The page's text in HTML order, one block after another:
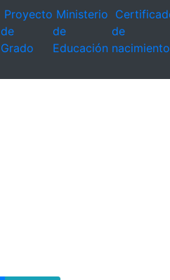
Proyecto
de
Grado
Ministerio
de
Educación
de
nacimiento